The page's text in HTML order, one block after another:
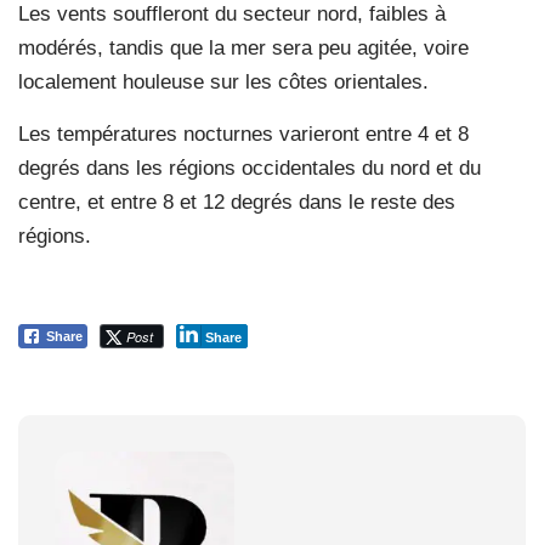
Les vents souffleront du secteur nord, faibles à
modérés, tandis que la mer sera peu agitée, voire
localement houleuse sur les côtes orientales.
Les températures nocturnes varieront entre 4 et 8
degrés dans les régions occidentales du nord et du
centre, et entre 8 et 12 degrés dans le reste des
régions.
Share Post Share